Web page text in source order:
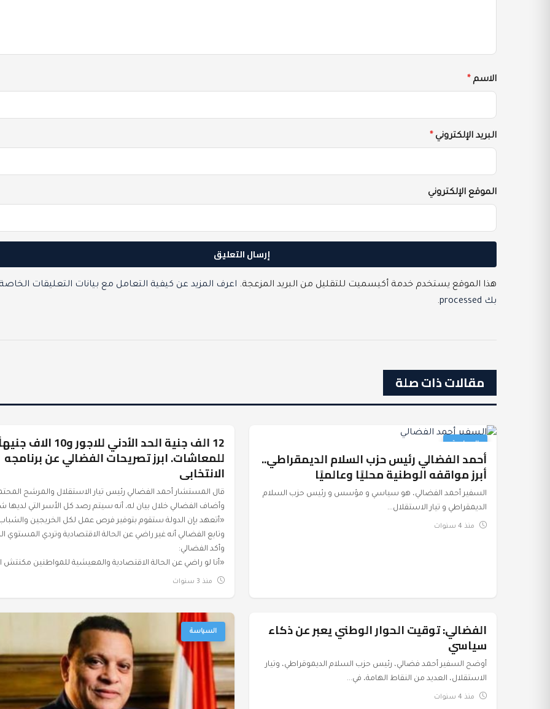
الاسم *
البريد الإلكتروني *
الموقع الإلكتروني
هذا الموقع يستخدم خدمة أكيسميت للتقليل من البريد المزعجة. اعرف المزيد عن كيفية التعامل مع بيانات التعليقات
بك processed
.
مقالات ذات صلة
السياسة
أحمد الفضالي رئيس حزب السلام الديمقراطي..
أبرز مواقفه الوطنية محليًا وعالميًا
السفير أحمد الفضالي، هو سياسي و مؤسس و رئيس حزب السلام
الديمقراطي و تيار الاستقلال...
منذ 4 سنوات
السياسة 12 الف جنية الحد الأدني للاجور و10 الاف
للمعاشات. ابرز تصريحات الفضالي عن برنامجه
الانتخابى
وأضاف الفضالي خلال بيان له، أنه سيتم رصد كل الأسر التي
«أتعهد بإن الدولة ستقوم بتوفير فرص عمل لكل الخريجين
وتابع الفضالي أنه غير راضي عن الحالة الاقتصادية وتردي
وأكد الفضالي:
«أنا لو راضي عن الحالة الاقتصادية والمعيشية للمواطنين
منذ 3 سنوات
أخبار الحزب
الفضالي: توقيت الحوار الوطني يعبر عن ذكاء
سياسي
أوضح السفير أحمد فضالي، رئيس حزب السلام الديموقراطي، وتيار
الاستقلال، العديد من النقاط الهامة، في...
منذ 4 سنوات
السياسة